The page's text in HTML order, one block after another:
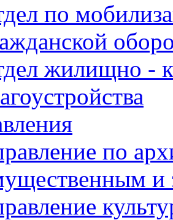
по
жилищно -
по
и